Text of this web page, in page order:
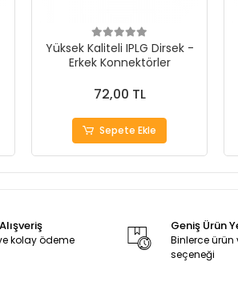
Yüksek Kaliteli IPLG Dirsek -
Erkek Konnektörler
72,00 TL
Sepete Ekle
kolay ödeme
Geniş Ürün
Binlerce
seçeneği